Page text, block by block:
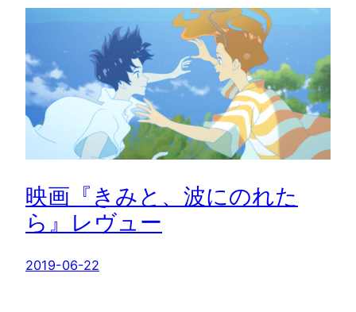
映画『きみと、波にのれた
ら』レヴュー
2019-06-22